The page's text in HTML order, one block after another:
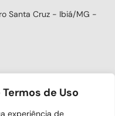
de Uso
experiência de
Santa Cruz - Ibiá/MG -